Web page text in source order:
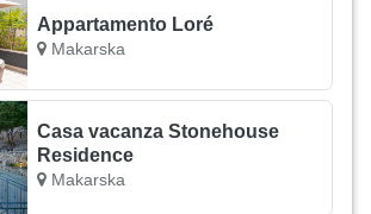
Appartamento Loré
Makarska
Casa vacanza Stonehouse
Residence
Makarska